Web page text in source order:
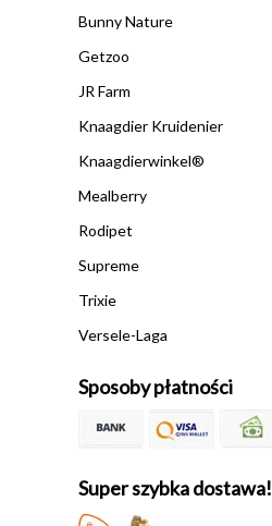
Bunny Nature
Getzoo
JR Farm
Knaagdier Kruidenier
Knaagdierwinkel®
Mealberry
Rodipet
Supreme
Trixie
Versele-Laga
Sposoby płatności
Super szybka dostawa!